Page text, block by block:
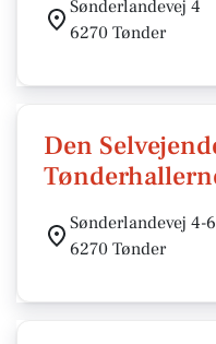
Sønderlandevej 4
6270 Tønder
Den
Sønderlandevej 4-6
6270 Tønder